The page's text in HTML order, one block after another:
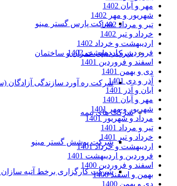
شرکت پارس گستر مینو
شرکت های عمران و ساختمان
شرکت ره آورد سازندگی آزادگان
شرکت های بیمه
شرکت پوشش گستر مینو
شرکت کارگزاری برخط آتیه سازان
مهر و آبان 1402
شهریور و مهر 1402
تیر و مرداد 1402
خرداد و تیر 1402
اردیبهشت و خرداد 1402
فروردین و اردیبهشت 1402
اسفند و فروردین 1401
دی و بهمن 1401
آذر و دی 1401
آبان و آذر 1401
مهر و آبان 1401
شهریور و مهر 1401
مرداد و شهریور 1401
تیر و مرداد 1401
خرداد و تیر 1401
اردیبهشت و خرداد 1401
فروردین و اردیبهشت 1401
اسفند و فروردین 1400
بهمن و اسفند 1400
دی و بهمن 1400